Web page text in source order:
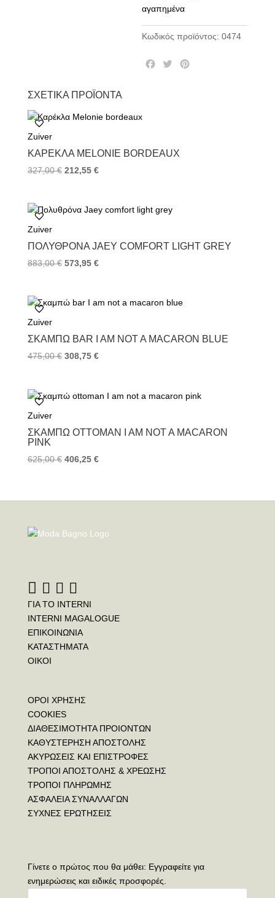
αγαπημένα
Κωδικός προϊόντος:0474
k
T
ΣΧΕΤΙΚΆ ΠΡΟΪΌΝΤΑ
Zuiver
ΚΑΡΈΚΛΑ MELONIE BORDEAUX
327,00€ 212,55 €
Zuiver
ΠΟΛΥΘΡΌΝΑ JAEY COMFORT LIGHT GREY
883,00€ 573,95 €
Zuiver
ΣΚΑΜΠΏ BAR I AM NOT A MACARON BLUE
475,00€ 308,75 €
Zuiver
ΣΚΑΜΠΏ OTTOMAN I AM NOT A MACARON
PINK
625,00€ 406,25 €
ΓΙΑ ΤΟ INTERNI
INTERNI MAGALOGUE
ΕΠΙΚΟΙΝΩΝΙΑ
ΚΑΤΑΣΤΗΜΑΤΑ
ΟΙΚΟΙ
ΟΡΟΙ ΧΡΗΣΗΣ
COOKIES
ΔΙΑΘΕΣΙΜΟΤΗΤΑ ΠΡΟΙΟΝΤΩΝ
ΚΑΘΥΣΤΕΡΗΣΗ ΑΠΟΣΤΟΛΗΣ
ΑΚΥΡΩΣΕΙΣ ΚΑΙ ΕΠΙΣΤΡΟΦΕΣ
ΤΡΟΠΟΙ ΑΠΟΣΤΟΛΗΣ & ΧΡΕΩΣΗΣ
ΤΡΟΠΟΙ ΠΛΗΡΩΜΗΣ
ΑΣΦΑΛΕΙΑ ΣΥΝΑΛΛΑΓΩΝ
ΣΥΧΝΕΣ ΕΡΩΤΗΣΕΙΣ
Γίνετε ο πρώτος που θα μάθει: Εγγραφείτε για
ενημερώσεις και ειδικές προσφορές.